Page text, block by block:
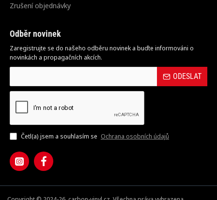
Zrušení objednávky
Odběr novinek
Zaregistrujte se do našeho odběru novinek a buďte informováni o
novinkách a propagačních akcích.
ODESLAT
Četl(a) jsem a souhlasím se Ochrana osobních údajů